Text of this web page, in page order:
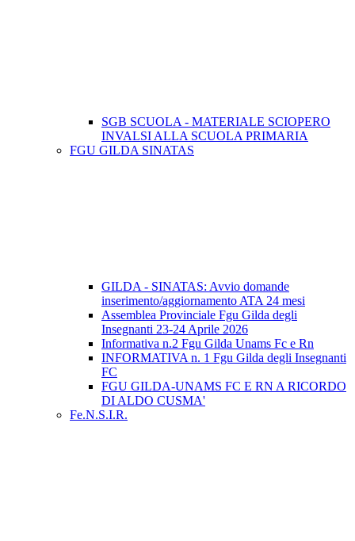
SGB SCUOLA - MATERIALE SCIOPERO
INVALSI ALLA SCUOLA PRIMARIA
FGU GILDA SINATAS
GILDA - SINATAS: Avvio domande
inserimento/aggiornamento ATA 24 mesi
Assemblea Provinciale Fgu Gilda degli
Insegnanti 23-24 Aprile 2026
Informativa n.2 Fgu Gilda Unams Fc e Rn
INFORMATIVA n. 1 Fgu Gilda degli Insegnanti
FC
FGU GILDA-UNAMS FC E RN A RICORDO
DI ALDO CUSMA'
Fe.N.S.I.R.